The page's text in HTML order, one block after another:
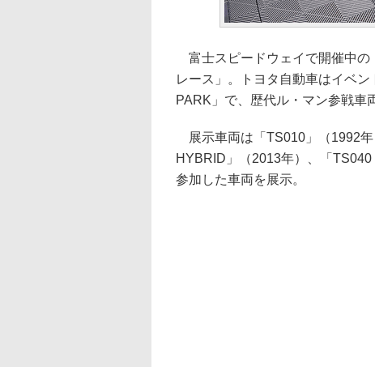
富士スピードウェイで開催中の
レース」。トヨタ自動車はイベ
PARK」で、歴代ル・マン参戦車
展示車両は「TS010」（1992
HYBRID」（2013年）、「
参加した車両を展示。